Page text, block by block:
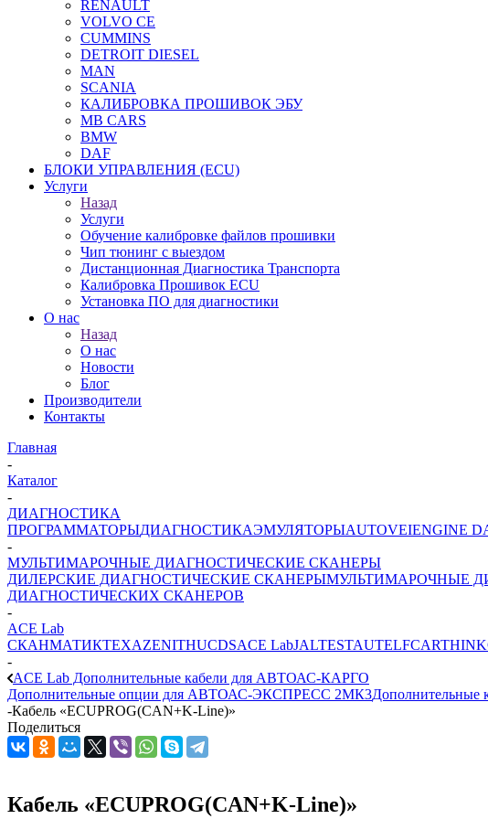
RENAULT
VOLVO CE
CUMMINS
DETROIT DIESEL
MAN
SCANIA
КАЛИБРОВКА ПРОШИВОК ЭБУ
MB CARS
BMW
DAF
БЛОКИ УПРАВЛЕНИЯ (ECU)
Услуги
Назад
Услуги
Обучение калибровке файлов прошивки
Чип тюнинг с выездом
Дистанционная Диагностика Транспорта
Калибровка Прошивок ECU
Установка ПО для диагностики
О нас
Назад
О нас
Новости
Блог
Производители
Контакты
Главная
-
Каталог
-
ДИАГНОСТИКА
ПРОГРАММАТОРЫДИАГНОСТИКАЭМУЛЯТОРЫAUTOVEIENGINE
-
МУЛЬТИМАРОЧНЫЕ ДИАГНОСТИЧЕСКИЕ СКАНЕРЫ
ДИЛЕРСКИЕ ДИАГНОСТИЧЕСКИЕ СКАНЕРЫМУЛЬТИМАРОЧНЫЕ
ДИАГНОСТИЧЕСКИХ СКАНЕРОВ
-
ACE Lab
СКАНМАТИКTEXAZENITHUCDSACE LabJALTESTAUTELFCAR
-
ACE Lab Дополнительные кабели для АВТОАС-КАРГО
Дополнительные опции для АВТОАС-ЭКСПРЕСС 2МК3
-Кабель «ECUPROG(CAN+K-Line)»
Поделиться
Кабель «ECUPROG(CAN+K-Line)»